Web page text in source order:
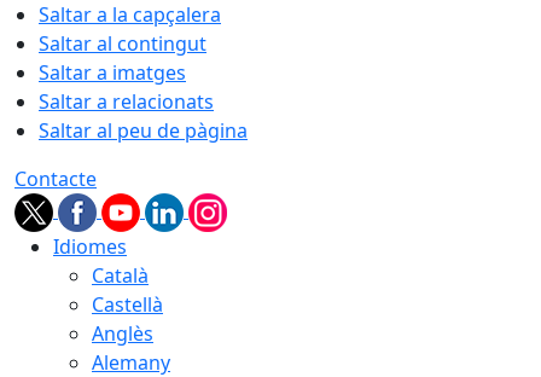
Saltar a la capçalera
Saltar al contingut
Saltar a imatges
Saltar a relacionats
Saltar al peu de pàgina
Contacte
Idiomes
Català
Castellà
Anglès
Alemany